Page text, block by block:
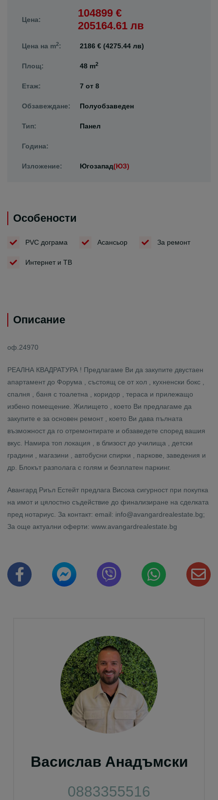
Цена:
104899 €
205164.61 лв
Цена на m2: 2186 € (4275.44 лв)
Площ: 48 m2
Етаж: 7 от 8
Обзавеждане: Полуобзаведен
Тип: Панел
Година:
Изложение: Югозапад(ЮЗ)
Особености
PVC дограма Асансьор За ремонт
Интернет и ТВ
Описание
оф.24970
РЕАЛНА КВАДРАТУРА ! Предлагаме Ви да закупите двустаен
апартамент до Форума , състоящ се от хол , кухненски бокс ,
спалня , баня с тоалетна , коридор , тераса и прилежащо
избено помещение. Жилището , което Ви предлагаме да
закупите е за основен ремонт , което Ви дава пълната
възможност да го отремонтирате и обзаведете според вашия
вкус. Намира топ локация , в близост до училища , детски
градини , магазини , автобусни спирки , паркове, заведения и
др. Блокът разполага с голям и безплатен паркинг.
Авангард Риъл Естейт предлага Висока сигурност при покупка
на имот и цялостно съдействие до финализиране на сделката
пред нотариус. За контакт: email: info@avangardrealestate.bg;
За още актуални оферти: www.avangardrealestate.bg
Васислав Анадъмски
0883355516